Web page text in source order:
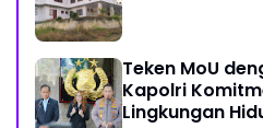
Teken MoU
Kapolri
Lingkungan